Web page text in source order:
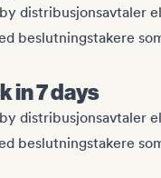
distribusjonsavtaler
beslutningstakere
in 7 days
distribusjonsavtaler
beslutningstakere